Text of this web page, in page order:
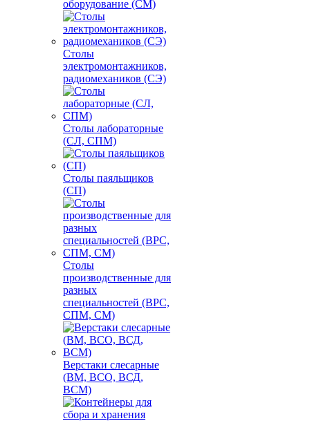
оборудование (СМ)
Столы
электромонтажников,
радиомехаников (СЭ)
Столы лабораторные
(СЛ, СПМ)
Столы паяльщиков
(СП)
Столы
производственные для
разных
специальностей (ВРС,
СПМ, СМ)
Верстаки слесарные
(ВМ, ВСО, ВСД,
ВСМ)